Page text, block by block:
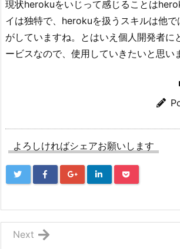
現状herokuをいじって感じることは
イは独特で、herokuを扱うスキルは他
がしていますね。とはいえ個人開発者に
ービスなので、使用していきたいと思い
よろしければシェアお願いします
Next